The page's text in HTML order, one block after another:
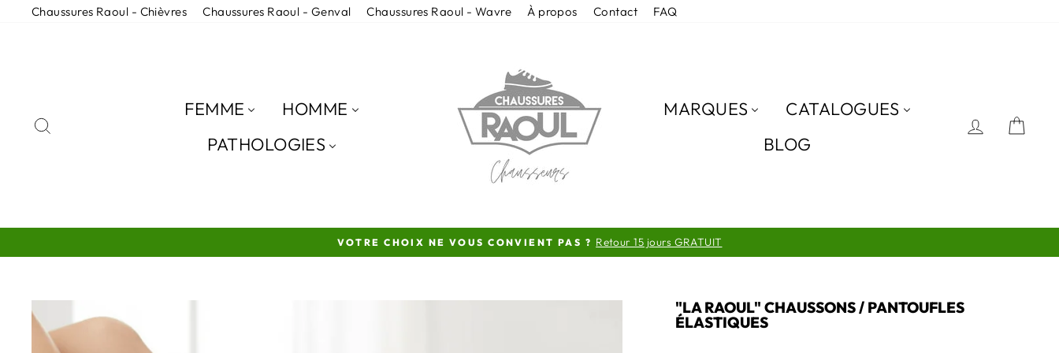
PasserChaussures Raoul - Chièvres Chaussures Raoul - Genval Chaussures Raoul - Wavre À propos Contact FAQ
FEMME
HOMME
PATHOLOGIES
MARQUES
CATALOGUES
BLOG
SE
Diaporama
VOTRE CHOIX NE VOUS CONVIENT PAS ? Retour 15 jours GRATUIT
"LA RAOUL" CHAUSSONS / PANTOUFLES
ÉLASTIQUES